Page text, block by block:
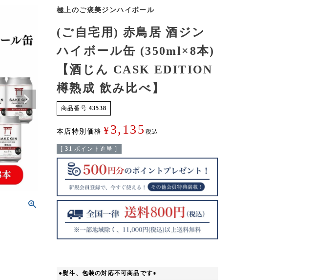
極上のご褒美ジンハイボール
(ご自宅用) 赤鳥居 酒ジン
ハイボール缶 (350ml×8本)
【酒じん CASK EDITION
樽熟成 飲み比べ】
商品番号 43538
本店特別価格 ¥3,135 税込
[ 31 ポイント進呈 ]
●熨斗、包装の対応不可商品です